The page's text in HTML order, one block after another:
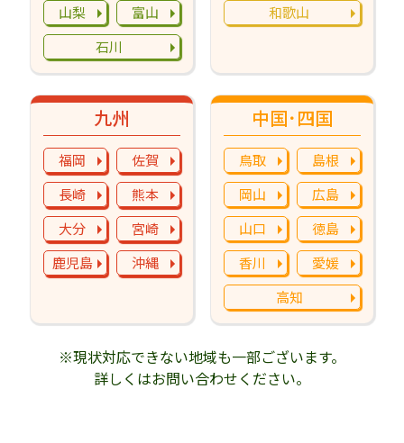
九州
福岡
佐賀
長崎
熊本
大分
宮崎
鹿児島
沖縄
中国･四国
鳥取
島根
岡山
広島
山口
徳島
香川
愛媛
高知
山梨
富山
石川
和歌山
※現状対応できない地域も一部ございます。
詳しくはお問い合わせください。